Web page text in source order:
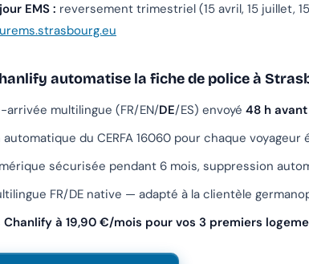
EMS : reversement trimestriel (15 avril, 15 juillet,
automatise la fiche de police à
arrivée multilingue (FR/EN/DE/ES) envoyé 48 h
du CERFA 16060 pour chaque voyageur
sécurisée pendant 6 mois, suppression
FR/DE native — adapté à la clientèle
Chanlify à 19,90 €/mois pour vos 3 premiers